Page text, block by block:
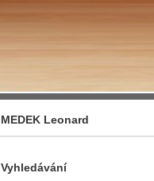
MEDEK Leonard
Vyhledávání